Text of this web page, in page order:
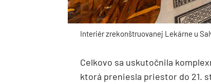
Interiér zrekonštruovanej Lekárne u
Celkovo sa uskutočnila
ktorá preniesla priestor do 21.